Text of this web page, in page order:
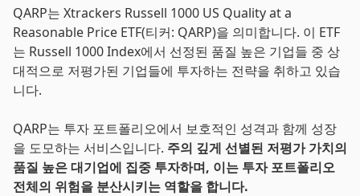
QARP는 Xtrackers Russell 1000 US Quality at a
Reasonable Price ETF(티커: QARP)을 의미합니다. 이 ETF
는 Russell 1000 Index에서 선정된 품질 높은 기업들 중 상
대적으로 저평가된 기업들에 투자하는 전략을 취하고 있습
니다.
QARP는 투자 포트폴리오에서 보호적인 성격과 함께 성장
을 도모하는 서비스입니다. 주의 깊게 선별된 저평가 가치의
품질 높은 대기업에 집중 투자하며, 이는 투자 포트폴리오
전체의 위험을 분산시키는 역할을 합니다.